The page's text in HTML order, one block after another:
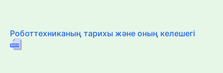
Роботтехниканың тарихы және оның келешегі